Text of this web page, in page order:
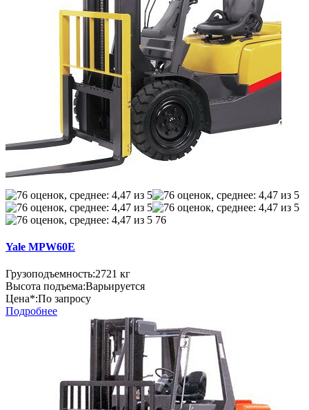
76
Yale MPW60E
Грузоподъемность:2721 кг
Высота подъема:Варьируется
Цена*:По запросу
Подробнее